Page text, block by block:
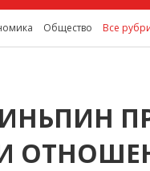
Общество Все